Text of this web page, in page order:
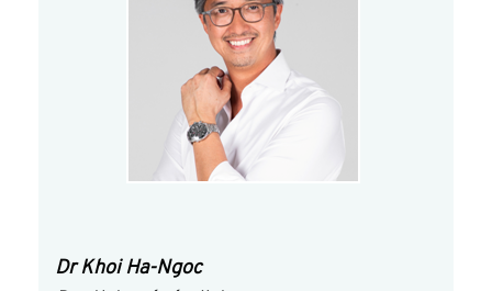
Dr Khoi Ha-Ngoc